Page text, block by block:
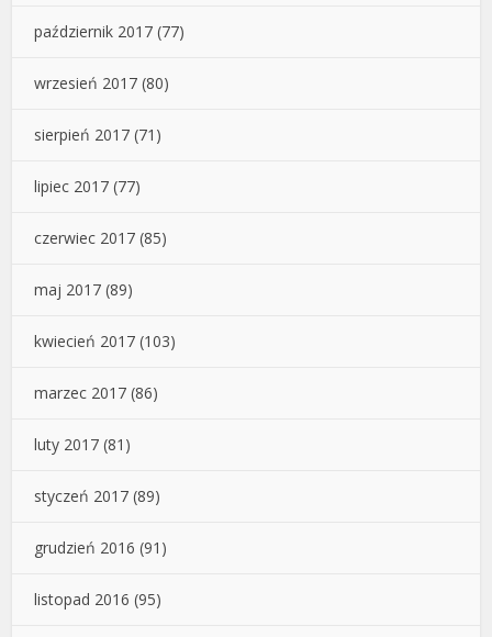
październik 2017 (77)
wrzesień 2017 (80)
sierpień 2017 (71)
lipiec 2017 (77)
czerwiec 2017 (85)
maj 2017 (89)
kwiecień 2017 (103)
marzec 2017 (86)
luty 2017 (81)
styczeń 2017 (89)
grudzień 2016 (91)
listopad 2016 (95)